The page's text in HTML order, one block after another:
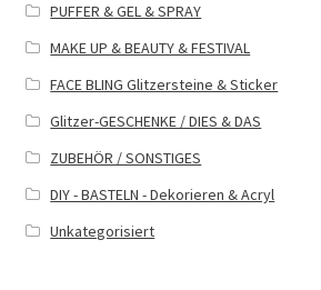
PUFFER & GEL & SPRAY
MAKE UP & BEAUTY & FESTIVAL
FACE BLING Glitzersteine & Sticker
Glitzer-GESCHENKE / DIES & DAS
ZUBEHÖR / SONSTIGES
DIY - BASTELN - Dekorieren & Acryl
Unkategorisiert